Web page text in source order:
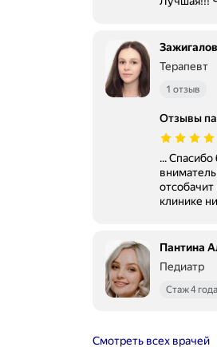
Терапевт
1 отзыв
Отзывы
...
клинике
Пантина
Педиатр
Стаж 4 года
Смотреть всех врачей